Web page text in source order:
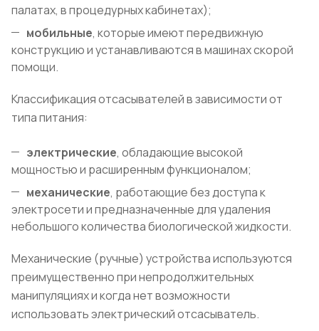
палатах, в процедурных кабинетах);
мобильные, которые имеют передвижную
конструкцию и устанавливаются в машинах скорой
помощи.
Классификация отсасывателей в зависимости от
типа питания:
электрические, обладающие высокой
мощностью и расширенным функционалом;
механические, работающие без доступа к
электросети и предназначенные для удаления
небольшого количества биологической жидкости.
Механические (ручные) устройства используются
преимущественно при непродолжительных
манипуляциях и когда нет возможности
использовать электрический отсасыватель.